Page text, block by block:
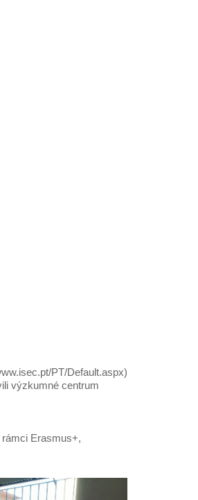
PT/Default.aspx)
výzkumné centrum
Erasmus+,